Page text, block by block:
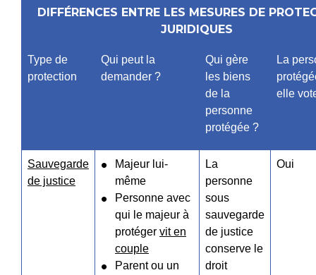
DIFFÉRENCES ENTRE LES MESURES DE
JURIDIQUES
Type de
protection
Qui peut la
demander ?
Qui gère
les biens
de la
personne
protégée ?
La
elle
Sauvegarde
de justice
Majeur lui-
même
Personne avec
qui le majeur à
protéger vit en
couple
Parent ou un
La
personne
sous
sauvegarde
de justice
conserve le
droit
Oui